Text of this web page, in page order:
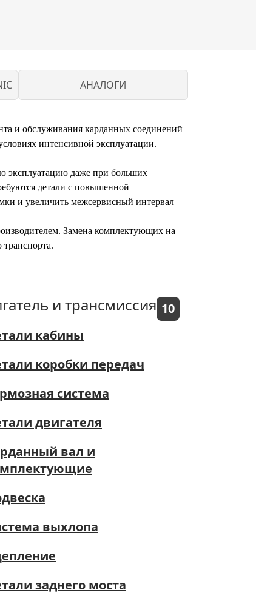
АНАЛОГИ
и обслуживания карданных соединений
интенсивной эксплуатации.
эксплуатацию даже при больших
детали с повышенной
и увеличить межсервисный интервал
Замена комплектующих на
и трансмиссия 10
кабины
коробки передач
система
двигателя
вал и
выхлопа
заднего моста